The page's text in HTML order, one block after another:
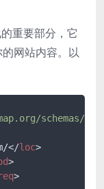
重要部分，它
网站内容。以
schemas/
</loc>
>
>